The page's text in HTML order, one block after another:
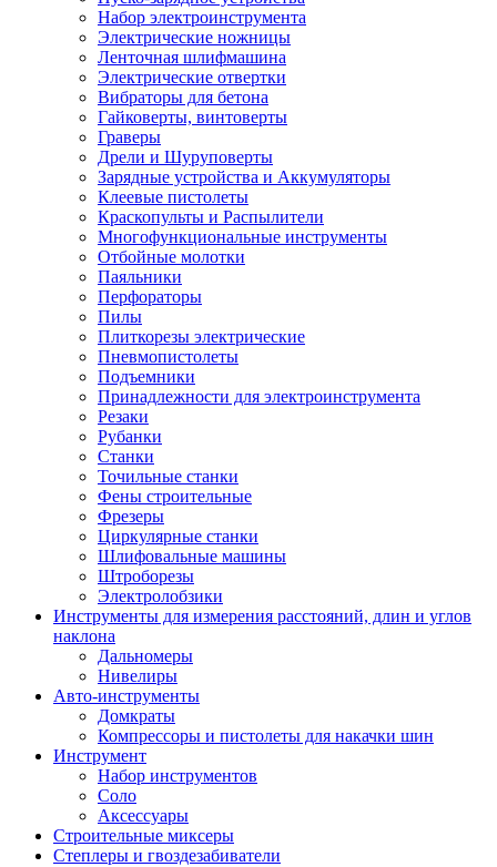
Набор электроинструмента
Электрические ножницы
Ленточная шлифмашина
Электрические отвертки
Вибраторы для бетона
Гайковерты, винтоверты
Граверы
Дрели и Шуруповерты
Зарядные устройства и Аккумуляторы
Клеевые пистолеты
Краскопульты и Распылители
Многофункциональные инструменты
Отбойные молотки
Паяльники
Перфораторы
Пилы
Плиткорезы электрические
Пневмопистолеты
Подъемники
Принадлежности для электроинструмента
Резаки
Рубанки
Станки
Точильные станки
Фены строительные
Фрезеры
Циркулярные станки
Шлифовальные машины
Штроборезы
Электролобзики
Инструменты для измерения расстояний, длин и углов
наклона
Дальномеры
Нивелиры
Авто-инструменты
Домкраты
Компрессоры и пистолеты для накачки шин
Инструмент
Набор инструментов
Соло
Аксессуары
Строительные миксеры
Степлеры и гвоздезабиватели